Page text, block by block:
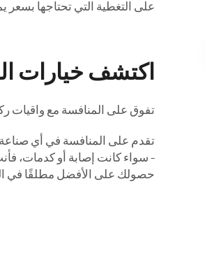
على التغطية التي تحتاجها بسعر
اكتشف خيارات
تفوق على المنافسة مع واقيات
تقدم على المنافسة في أي صناعة
حصولك على الأفضل مطلقًا في